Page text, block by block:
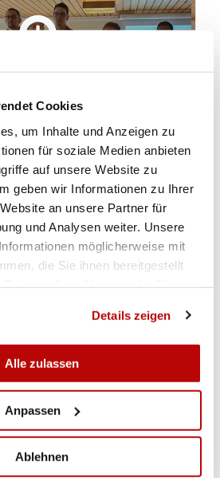
Cookies
um Inhalte und Anzeigen zu
für soziale Medien anbieten
auf unsere Website zu
geben wir Informationen zu Ihrer
an unsere Partner für
und Analysen weiter. Unsere
möglicherweise mit
die Sie ihnen bereitgestellt
Details zeigen
Alle zulassen
Anpassen
Ablehnen
ZUR GALERIE
Dreistellungsmatch Männer und Frauen